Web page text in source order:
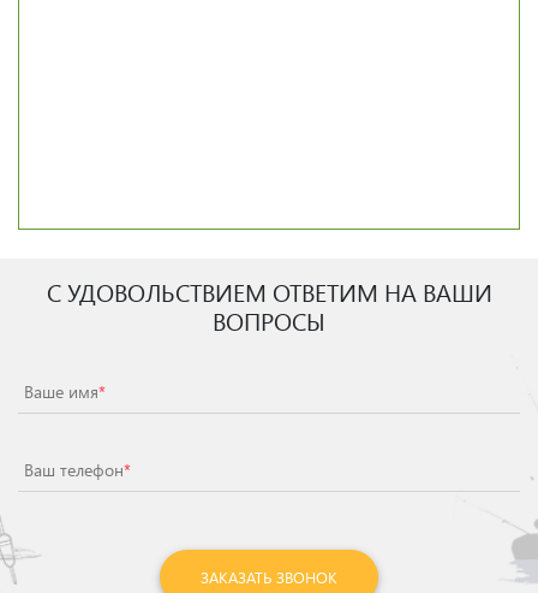
С УДОВОЛЬСТВИЕМ ОТВЕТИМ НА ВАШИ
ВОПРОСЫ
Ваше имя*
Ваш телефон*
ЗАКАЗАТЬ ЗВОНОК